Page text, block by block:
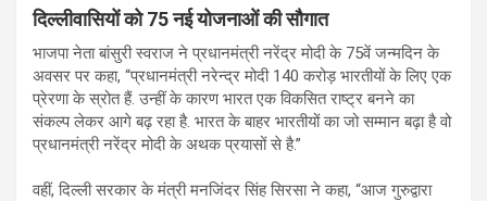
दिल्लीवासियों को 75 नई योजनाओं की सौगात
भाजपा नेता बांसुरी स्वराज ने प्रधानमंत्री नरेंद्र मोदी के 75वें जन्मदिन के
अवसर पर कहा, “प्रधानमंत्री नरेन्द्र मोदी 140 करोड़ भारतीयों के लिए एक
प्रेरणा के स्रोत हैं. उन्हीं के कारण भारत एक विकसित राष्ट्र बनने का
संकल्प लेकर आगे बढ़ रहा है. भारत के बाहर भारतीयों का जो सम्मान बढ़ा है वो
प्रधानमंत्री नरेंद्र मोदी के अथक प्रयासों से है.”
वहीं, दिल्ली सरकार के मंत्री मनजिंदर सिंह सिरसा ने कहा, “आज गुरुद्वारा